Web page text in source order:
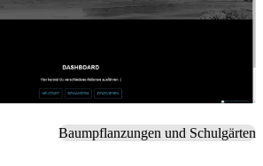
Baumpflanzungen und Schulgärten